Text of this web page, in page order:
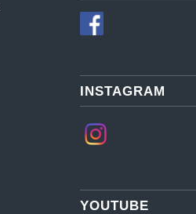
INSTAGRAM
YOUTUBE